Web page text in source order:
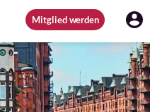
Mitglied werden